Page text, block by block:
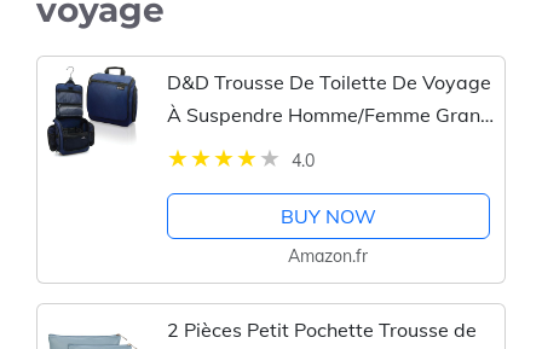
voyage
D&D Trousse De Toilette De Voyage
À Suspendre Homme/Femme Grand
Rangement Cosmétiques,
4.0
BUY NOW
Amazon.fr
2 Pièces Petit Pochette Trousse de